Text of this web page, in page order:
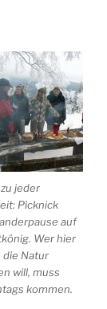
jeder
Picknick
auf
Wer hier
die Natur
will, muss
kommen.